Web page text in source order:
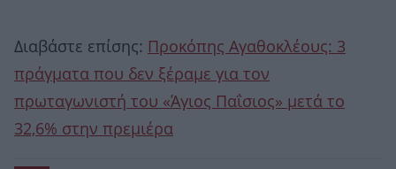
Διαβάστε επίσης: Προκόπης Αγαθοκλέους: 3
πράγματα που δεν ξέραμε για τον
πρωταγωνιστή του «Άγιος Παΐσιος» μετά το
32,6% στην πρεμιέρα